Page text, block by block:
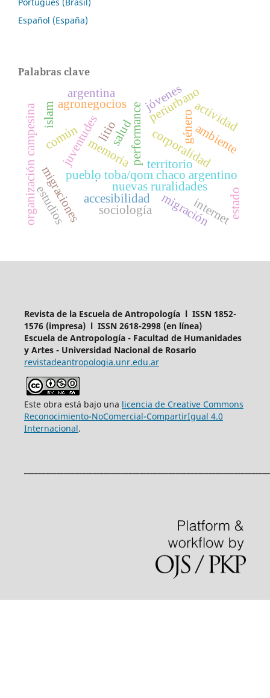
Español (España)
Palabras clave
pueblo toba/qom chaco argentino
memoria corporalidad
performance
migraciones
juventudes
nuevas ruralidades
territorio
organización campesina salud
accesibilidad
género
migración
agronegocios periurbano
litio
común
actividad
ambiente
.
internetestado
islam
estudios sociología
argentina jóvenes
Revista de la Escuela de Antropología l ISSN 1852-
1576 (impresa) l ISSN 2618-2998 (en línea)
Escuela de Antropología - Facultad de Humanidades
y Artes - Universidad Nacional de Rosario
revistadeantropologia.unr.edu.ar
Este obra está bajo una licencia de Creative Commons
Reconocimiento-NoComercial-CompartirIgual 4.0
Internacional.